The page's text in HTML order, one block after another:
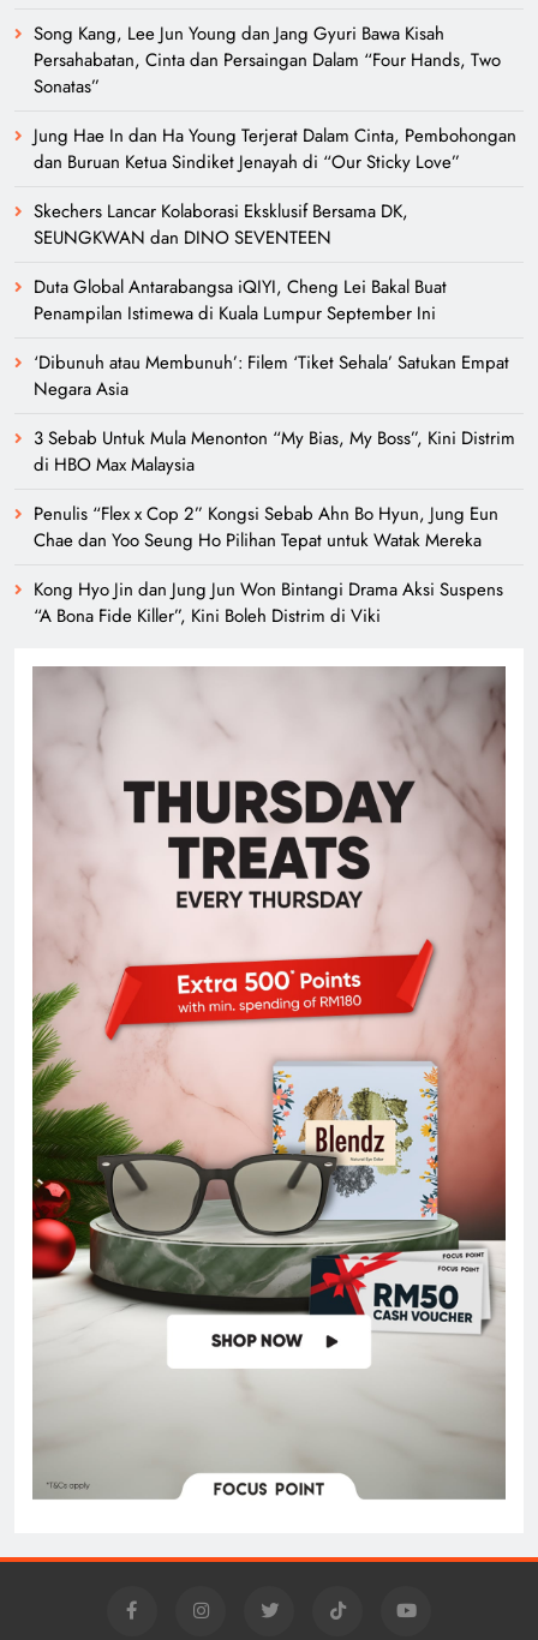
Song Kang, Lee Jun Young dan Jang Gyuri Bawa Kisah
Persahabatan, Cinta dan Persaingan Dalam “Four Hands, Two
Sonatas”
Jung Hae In dan Ha Young Terjerat Dalam Cinta, Pembohongan
dan Buruan Ketua Sindiket Jenayah di “Our Sticky Love”
Skechers Lancar Kolaborasi Eksklusif Bersama DK,
SEUNGKWAN dan DINO SEVENTEEN
Duta Global Antarabangsa iQIYI, Cheng Lei Bakal Buat
Penampilan Istimewa di Kuala Lumpur September Ini
‘Dibunuh atau Membunuh’: Filem ‘Tiket Sehala’ Satukan Empat
Negara Asia
3 Sebab Untuk Mula Menonton “My Bias, My Boss”, Kini Distrim
di HBO Max Malaysia
Penulis “Flex x Cop 2” Kongsi Sebab Ahn Bo Hyun, Jung Eun
Chae dan Yoo Seung Ho Pilihan Tepat untuk Watak Mereka
Kong Hyo Jin dan Jung Jun Won Bintangi Drama Aksi Suspens
“A Bona Fide Killer”, Kini Boleh Distrim di Viki